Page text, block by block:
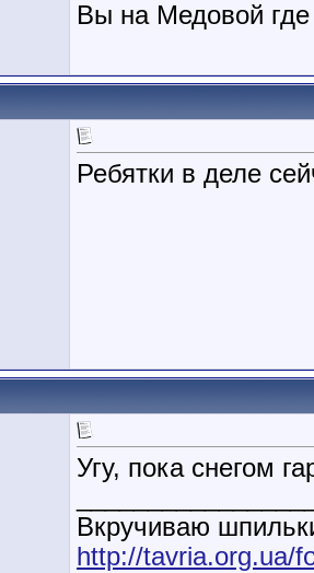
Вы на Медовой где
Ребятки в деле
Угу, пока снегом
Вкручиваю
http://tavria.org.ua/